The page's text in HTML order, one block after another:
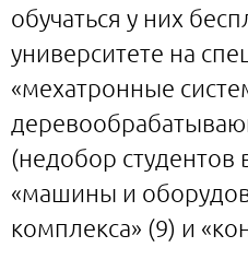
обучаться у них
университете на
«мехатронные
(недобор студентов
«машины и
комплекса» (9) и